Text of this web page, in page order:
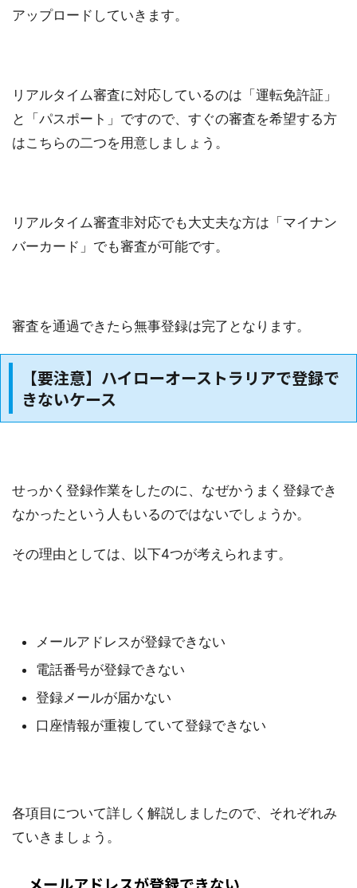
アップロードしていきます。
リアルタイム審査に対応しているのは「運転免許証」
と「パスポート」ですので、すぐの審査を希望する方
はこちらの二つを用意しましょう。
リアルタイム審査非対応でも大丈夫な方は「マイナン
バーカード」でも審査が可能です。
審査を通過できたら無事登録は完了となります。
【要注意】ハイローオーストラリアで登録で
きないケース
せっかく登録作業をしたのに、なぜかうまく登録でき
なかったという人もいるのではないでしょうか。
その理由としては、以下4つが考えられます。
メールアドレスが登録できない
電話番号が登録できない
登録メールが届かない
口座情報が重複していて登録できない
各項目について詳しく解説しましたので、それぞれみ
ていきましょう。